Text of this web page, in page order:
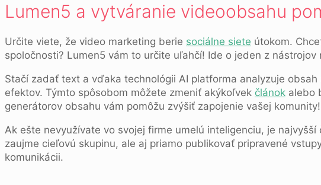
Lumen5 a vytváranie videoobsahu
Určite viete, že video marketing berie sociálne siete útokom.
spoločnosti? Lumen5 vám to určite uľahčí! Ide o jeden z
Stačí zadať text a vďaka technológii AI platforma analyzuje
efektov. Týmto spôsobom môžete zmeniť akýkoľvek článok alebo
generátorov obsahu vám pomôžu zvýšiť zapojenie vašej komunity!
Ak ešte nevyužívate vo svojej firme umelú inteligenciu, je
zaujme cieľovú skupinu, ale aj priamo publikovať pripravené
komunikácii.